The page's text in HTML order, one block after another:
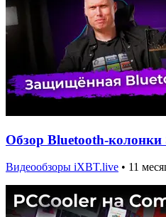
Обзор Bluetooth-колонки
Видеообзоры iXBT.live • 11